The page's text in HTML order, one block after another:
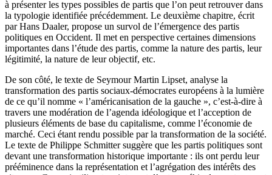
à présenter les types possibles de partis que l’on peut retrouver dans
la typologie identifiée précédemment. Le deuxième chapitre, écrit
par Hans Daaler, propose un survol de l’émergence des partis
politiques en Occident. Il met en perspective certaines dimensions
importantes dans l’étude des partis, comme la nature des partis, leur
légitimité, la nature de leur objectif, etc.
De son côté, le texte de Seymour Martin Lipset, analyse la
transformation des partis sociaux-démocrates européens à la lumière
de ce qu’il nomme « l’américanisation de la gauche », c’est-à-dire à
travers une modération de l’agenda idéologique et l’acception de
plusieurs éléments de base du capitalisme, comme l’économie de
marché. Ceci étant rendu possible par la transformation de la société.
Le texte de Philippe Schmitter suggère que les partis politiques sont
devant une transformation historique importante : ils ont perdu leur
prééminence dans la représentation et l’agrégation des intérêts des